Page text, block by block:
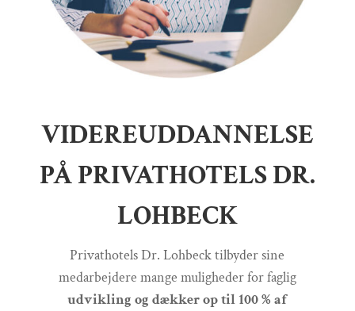
VIDEREUDDANNELSE
PÅ PRIVATHOTELS DR.
LOHBECK
Privathotels Dr. Lohbeck tilbyder sine
medarbejdere mange muligheder for faglig
udvikling og dækker op til 100 % af